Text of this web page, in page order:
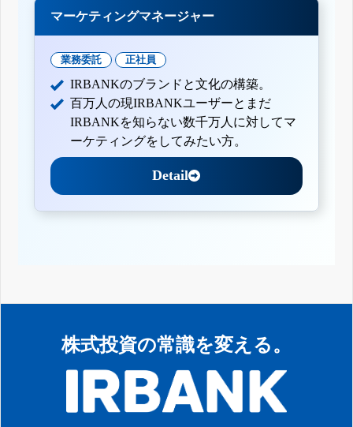
マーケティングマネージャー
業務委託 正社員
IRBANKのブランドと文化の構築。
百万人の現IRBANKユーザーとまだ
IRBANKを知らない数千万人に対してマ
ーケティングをしてみたい方。
Detail
株式投資の常識を変える。